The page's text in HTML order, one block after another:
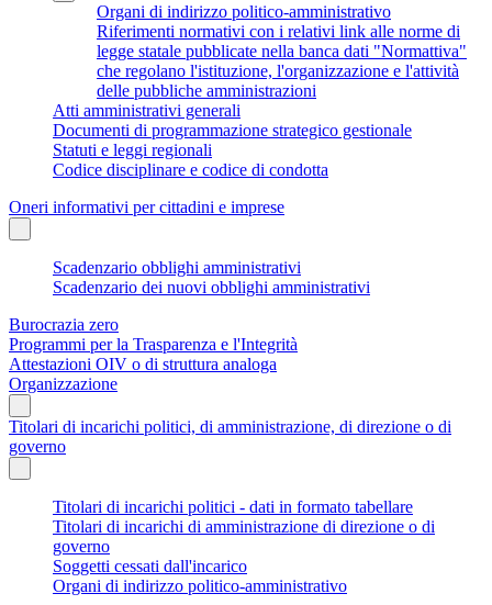
Organi di indirizzo politico-amministrativo
Riferimenti normativi con i relativi link alle norme di
legge statale pubblicate nella banca dati "Normattiva"
che regolano l'istituzione, l'organizzazione e l'attività
delle pubbliche amministrazioni
Atti amministrativi generali
Documenti di programmazione strategico gestionale
Statuti e leggi regionali
Codice disciplinare e codice di condotta
Oneri informativi per cittadini e imprese
Scadenzario obblighi amministrativi
Scadenzario dei nuovi obblighi amministrativi
Burocrazia zero
Programmi per la Trasparenza e l'Integrità
Attestazioni OIV o di struttura analoga
Organizzazione
Titolari di incarichi politici, di amministrazione, di direzione o di
governo
Titolari di incarichi politici - dati in formato tabellare
Titolari di incarichi di amministrazione di direzione o di
governo
Soggetti cessati dall'incarico
Organi di indirizzo politico-amministrativo